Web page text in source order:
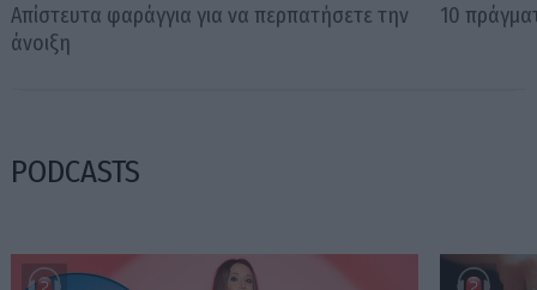
Απίστευτα φαράγγια για να περπατήσετε την
άνοιξη
10
PODCASTS